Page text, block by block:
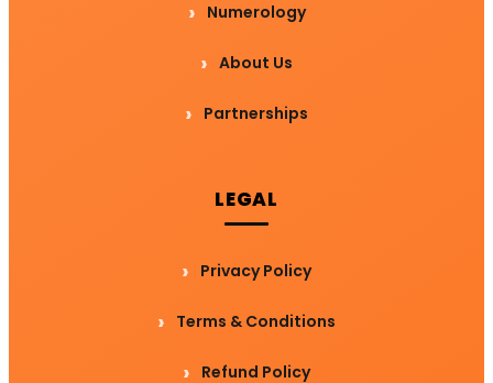
Numerology
About Us
Partnerships
LEGAL
Privacy Policy
Terms & Conditions
Refund Policy